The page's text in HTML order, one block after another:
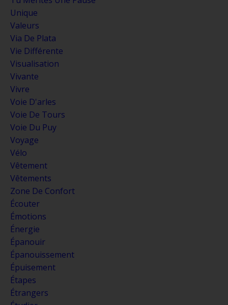
Unique
Valeurs
Via De Plata
Vie Différente
Visualisation
Vivante
Vivre
Voie D'arles
Voie De Tours
Voie Du Puy
Voyage
Vélo
Vêtement
Vêtements
Zone De Confort
Écouter
Émotions
Énergie
Épanouir
Épanouissement
Épuisement
Étapes
Étrangers